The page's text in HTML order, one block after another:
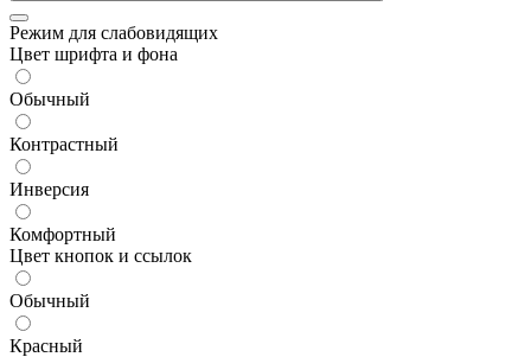
Режим для слабовидящих
Цвет шрифта и фона
Обычный
Контрастный
Инверсия
Комфортный
Цвет кнопок и ссылок
Обычный
Красный